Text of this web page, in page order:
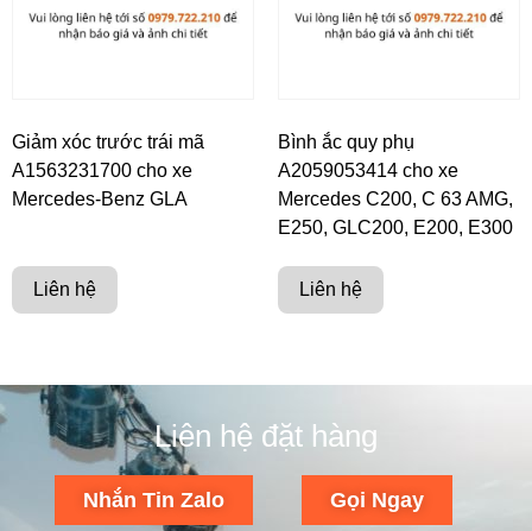
Giảm xóc trước trái mã
A1563231700 cho xe
Mercedes-Benz GLA
Liên hệ
Bình ắc quy phụ
A2059053414 cho xe
Mercedes C200, C 63 AMG,
E250, GLC200, E200, E300
Liên hệ
Liên hệ đặt hàng
Nhắn Tin Zalo Gọi Ngay